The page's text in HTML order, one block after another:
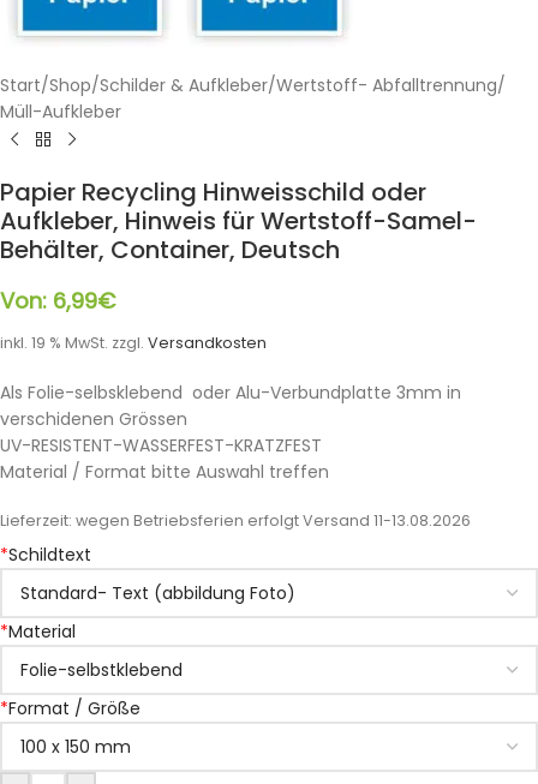
Start/Shop/Schilder & Aufkleber/Wertstoff- Abfalltrennung/
Müll-Aufkleber
Papier Recycling Hinweisschild oder
Aufkleber, Hinweis für Wertstoff-Samel-
Behälter, Container, Deutsch
Von: 6,99€
inkl. 19 % MwSt. zzgl. Versandkosten
Als Folie-selbsklebend oder Alu-Verbundplatte 3mm in
verschidenen Grössen
UV-RESISTENT-WASSERFEST-KRATZFEST
Material / Format bitte Auswahl treffen
Lieferzeit: wegen Betriebsferien erfolgt Versand 11-13.08.2026
*Schildtext
*Material
*Format / Größe